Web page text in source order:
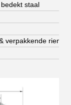
staal
verpakkende riem